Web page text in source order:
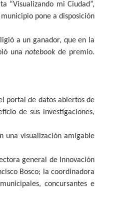
“Visualizando mi Ciudad”,
pone a disposición
a un ganador, que en la
unanotebook de premio.
portal de datos abiertos de
de sus investigaciones,
una visualización amigable
general de Innovación
Bosco; la coordinadora
concursantes e